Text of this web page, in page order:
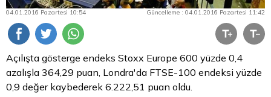
04.01.2016 Pazartesi 10:54 Güncelleme : 04.01.2016 Pazartesi 11:42
Açılışta gösterge endeks Stoxx Europe 600 yüzde 0,4
azalışla 364,29 puan, Londra'da FTSE-100 endeksi yüzde
0,9 değer kaybederek 6.222,51 puan oldu.